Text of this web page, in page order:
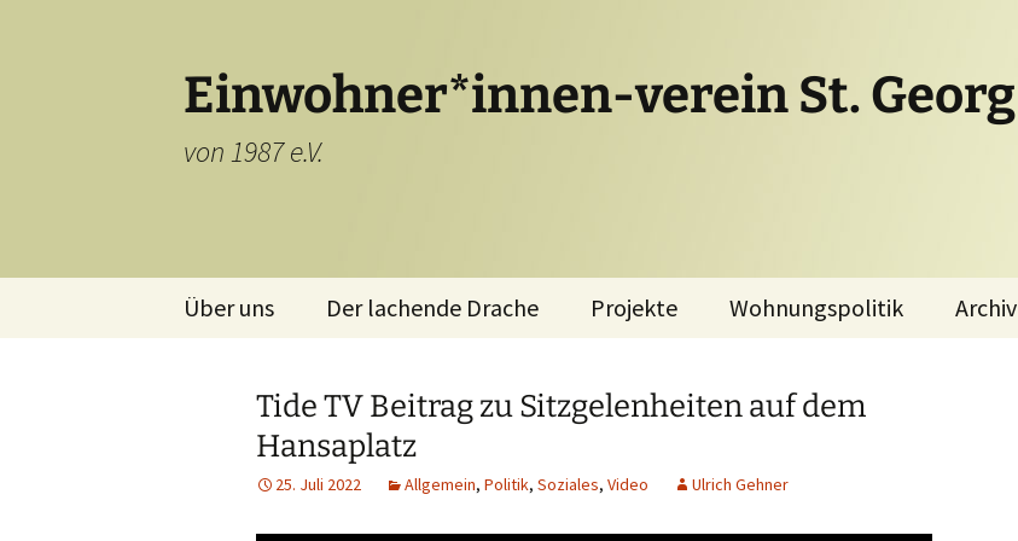
Einwohner*innen-verein St. Georg
von 1987 e.V.
Zum
Inhalt
Über uns Der lachende Drache
Projekte
Nachhaltiges
Wohnungspolitik
St.Georg – Ein
Stadtteil wehrt
Antrag des EV zur
Archiv
Tide TV Beitrag zu Sitzgelenheiten auf dem
Hansaplatz
25. Juli 2022 Allgemein, Politik, Soziales, Video Ulrich Gehner